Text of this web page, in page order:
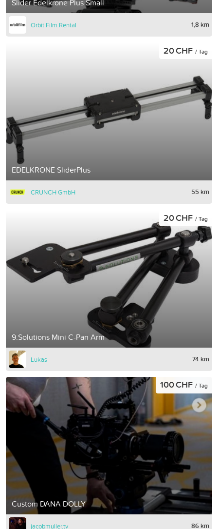
Slider Edelkrone Plus Small
Orbit Film Rental 1,8 km
EDELKRONE SliderPlus
20 CHF / Tag
CRUNCH GmbH 55 km
9.Solutions Mini C-Pan Arm
20 CHF / Tag
Lukas 74 km
Custom DANA DOLLY
100 CHF / Tag
jacobmuller.tv 86 km